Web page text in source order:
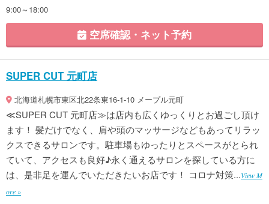
9:00～18:00
空席確認・ネット予約
SUPER CUT 元町店
北海道札幌市東区北22条東16-1-10 メープル元町
≪SUPER CUT 元町店≫は店内も広くゆっくりとお過ごし頂け
ます！ 髪だけでなく、肩や頭のマッサージなどもあってリラッ
クスできるサロンです。駐車場もゆったりとスペースがとられ
ていて、アクセスも良好♪永く通えるサロンを探している方に
は、是非足を運んでいただきたいお店です！ コロナ対策...View M
ore »